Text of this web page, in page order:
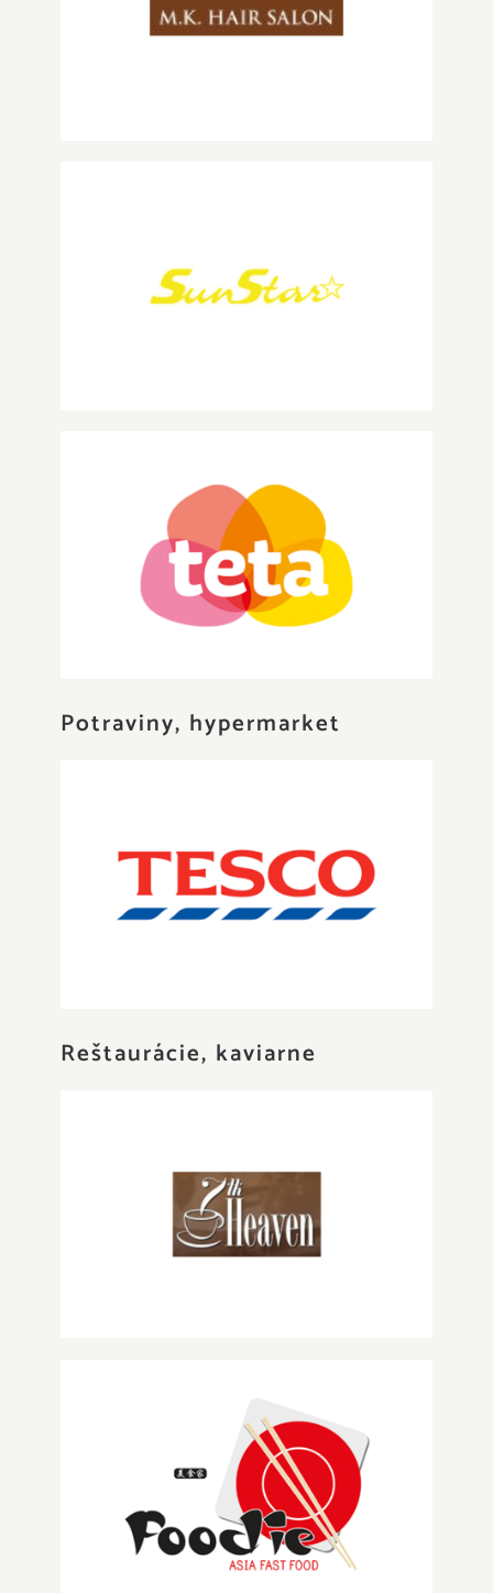
M.K. Hair salon
SunStar
Teta drogéria
Potraviny, hypermarket
Tesco Hypermarket
Reštaurácie, kaviarne
7th Heaven
Foodie asia fast food